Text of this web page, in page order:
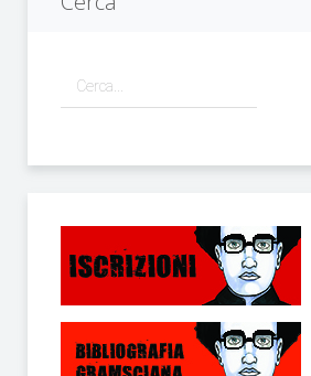
Cerca...